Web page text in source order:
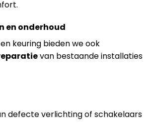
en onderhoud
keuring bieden we ook
van bestaande installaties
defecte verlichting of schakelaars